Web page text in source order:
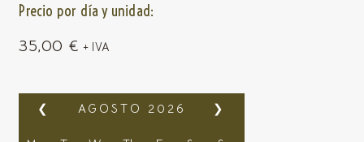
Precio por día y unidad:
35,00 € + IVA
❮ ❯
AGOSTO 2026